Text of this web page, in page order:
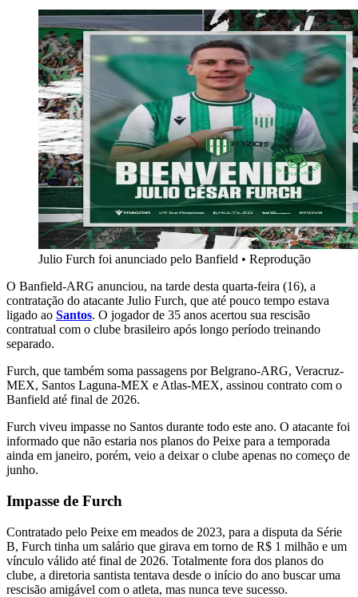
Julio Furch foi anunciado pelo Banfield • Reprodução
O Banfield-ARG anunciou, na tarde desta quarta-feira (16), a
contratação do atacante Julio Furch, que até pouco tempo estava
ligado ao Santos. O jogador de 35 anos acertou sua rescisão
contratual com o clube brasileiro após longo período treinando
separado.
Furch, que também soma passagens por Belgrano-ARG, Veracruz-
MEX, Santos Laguna-MEX e Atlas-MEX, assinou contrato com o
Banfield até final de 2026.
Furch viveu impasse no Santos durante todo este ano. O atacante foi
informado que não estaria nos planos do Peixe para a temporada
ainda em janeiro, porém, veio a deixar o clube apenas no começo de
junho.
Impasse de Furch
Contratado pelo Peixe em meados de 2023, para a disputa da Série
B, Furch tinha um salário que girava em torno de R$ 1 milhão e um
vínculo válido até final de 2026. Totalmente fora dos planos do
clube, a diretoria santista tentava desde o início do ano buscar uma
rescisão amigável com o atleta, mas nunca teve sucesso.